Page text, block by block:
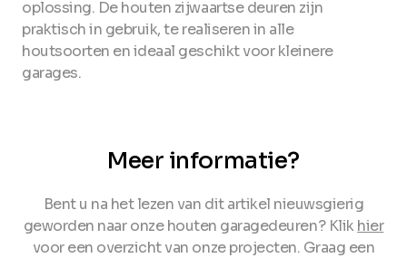
oplossing. De houten zijwaartse deuren zijn
praktisch in gebruik, te realiseren in alle
houtsoorten en ideaal geschikt voor kleinere
garages.
Meer informatie?
Bent u na het lezen van dit artikel nieuwsgierig
geworden naar onze houten garagedeuren? Klikhier
voor een overzicht van onze projecten. Graag een